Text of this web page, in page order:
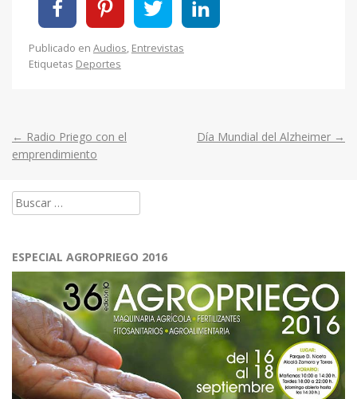
Publicado en Audios, Entrevistas
Etiquetas Deportes
Post
← Radio Priego con el
emprendimiento
Día Mundial del Alzheimer →
Buscar:
ESPECIAL AGROPRIEGO 2016